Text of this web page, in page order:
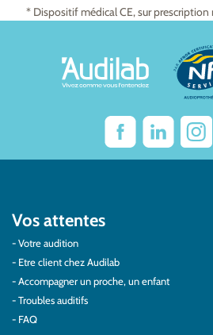
* Dispositif médical CE, sur prescription
Vos attentes
Votre audition
Etre client chez Audilab
Accompagner un proche, un enfant
Troubles auditifs
FAQ